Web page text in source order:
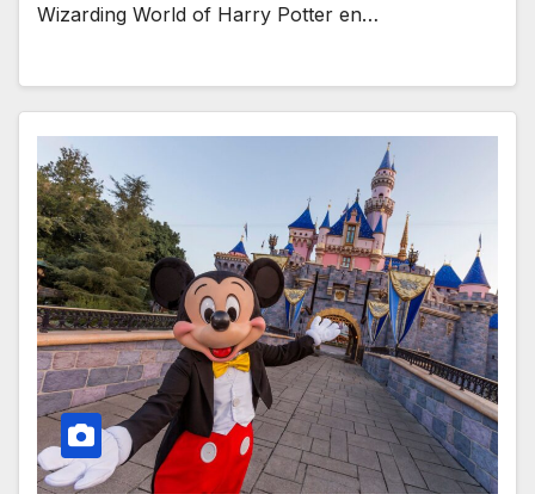
Wizarding World of Harry Potter en…